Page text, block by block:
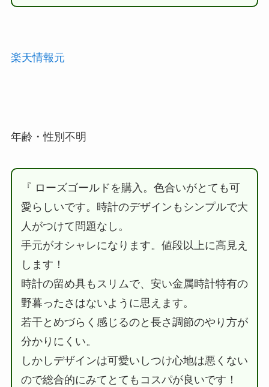
楽天情報元
年齢・性別不明
『 ローズゴールドを購入。色合いがとても可
愛らしいです。時計のデザインもシンプルで大
人がつけて問題なし。
手元がオシャレになります。値段以上に高見え
します！
時計の留め具もスリムで、安い金属時計特有の
野暮ったさはないように思えます。
若干とめづらく感じるのと長さ調節のやり方が
分かりにくい。
しかしデザインは可愛いしつけ心地は悪くない
ので総合的にみてとてもコスパが良いです！